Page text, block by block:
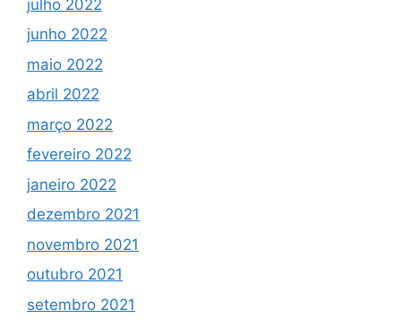
julho 2022
junho 2022
maio 2022
abril 2022
março 2022
fevereiro 2022
janeiro 2022
dezembro 2021
novembro 2021
outubro 2021
setembro 2021